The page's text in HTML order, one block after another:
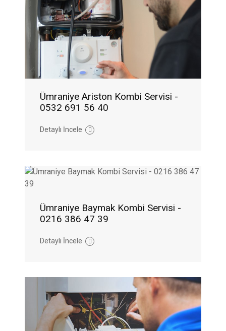
Ümraniye Ariston Kombi Servisi -
0532 691 56 40
Detaylı İncele
Ümraniye Baymak Kombi Servisi -
0216 386 47 39
Detaylı İncele